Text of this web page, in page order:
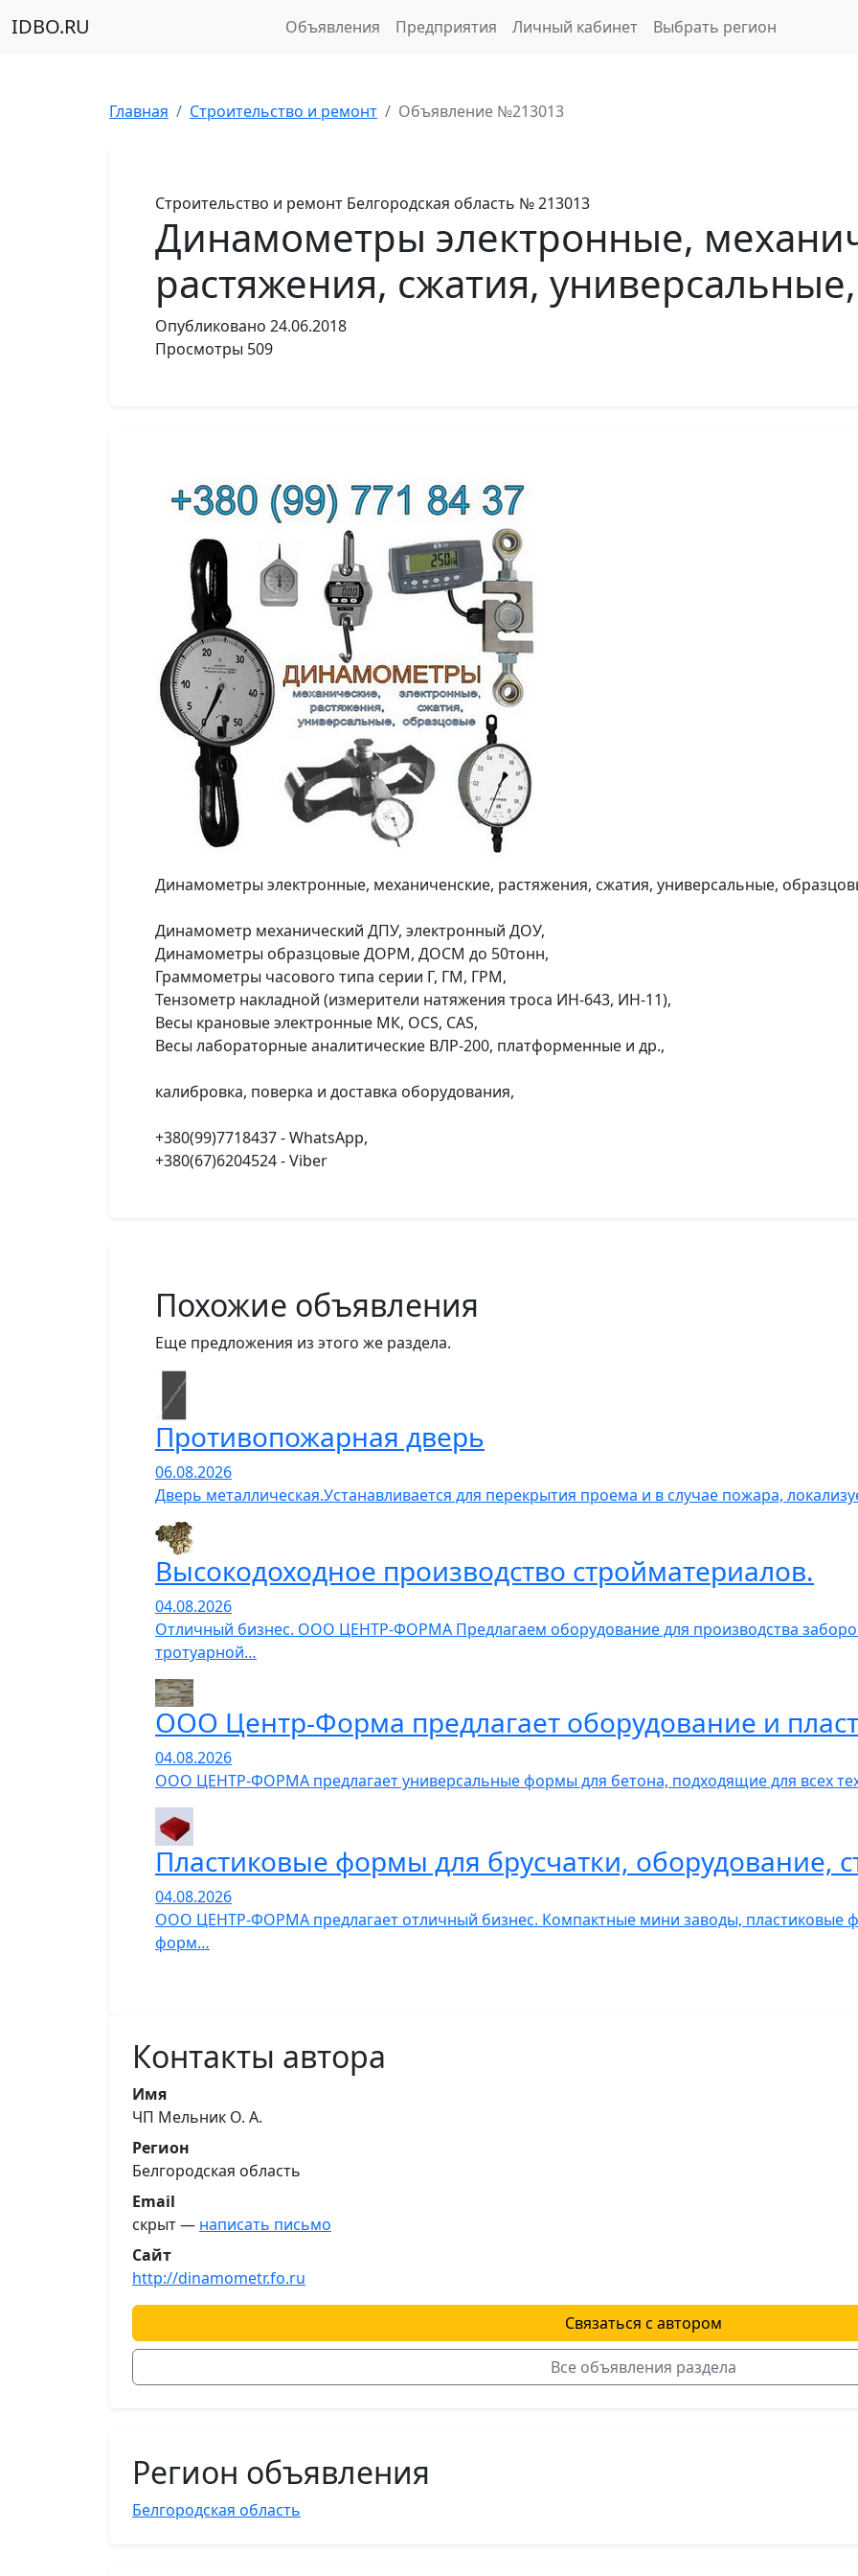
IDBO.RU Объявления Предприятия Личный кабинет Выбрать регион
Главная Строительство и ремонт Объявление №213013
Строительство и ремонт Белгородская область № 213013
Динамометры электронные,
растяжения, сжатия,
Опубликовано 24.06.2018
Просмотры 509
Динамометры электронные, механиченские, растяжения, сжатия, универсальные,
Динамометр механический ДПУ, электронный ДОУ,
Динамометры образцовые ДОРМ, ДОСМ до 50тонн,
Граммометры часового типа серии Г, ГМ, ГРМ,
Тензометр накладной (измерители натяжения троса ИН-643, ИН-11),
Весы крановые электронные МК, OCS, CAS,
Весы лабораторные аналитические ВЛР-200, платформенные и др.,
калибровка, поверка и доставка оборудования,
+380(99)7718437 - WhatsApp,
+380(67)6204524 - Viber
Похожие объявления
Еще предложения из этого же раздела.
Противопожарная дверь
06.08.2026
Дверь металлическая.Устанавливается для перекрытия проема и в случае пожара,
Высокодоходное производство стройматериалов.
04.08.2026
Отличный бизнес. ООО ЦЕНТР-ФОРМА Предлагаем оборудование для производства
тротуарной…
ООО Центр-Форма предлагает оборудование и
04.08.2026
ООО ЦЕНТР-ФОРМА предлагает универсальные формы для бетона, подходящие для всех
Пластиковые формы для брусчатки, оборудование,
04.08.2026
ООО ЦЕНТР-ФОРМА предлагает отличный бизнес. Компактные мини заводы, пластиковые
форм…
Контакты автора
Имя
ЧП Мельник О. А.
Регион
Белгородская область
Email
скрыт — написать письмо
Сайт
http://dinamometr.fo.ru
Связаться с автором
Все объявления раздела
Регион объявления
Белгородская область